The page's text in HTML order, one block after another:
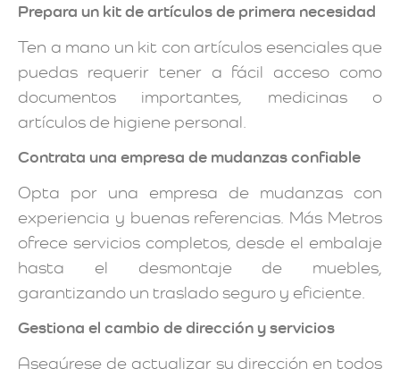
Prepara un kit de artículos de primera necesidad
Ten a mano un kit con artículos esenciales que
puedas requerir tener a fácil acceso como
documentos importantes, medicinas o
artículos de higiene personal.
Contrata una empresa de mudanzas confiable
Opta por una empresa de mudanzas con
experiencia y buenas referencias. Más Metros
ofrece servicios completos, desde el embalaje
hasta el desmontaje de muebles,
garantizando un traslado seguro y eficiente.
Gestiona el cambio de dirección y servicios
Asegúrese de actualizar su dirección en todos